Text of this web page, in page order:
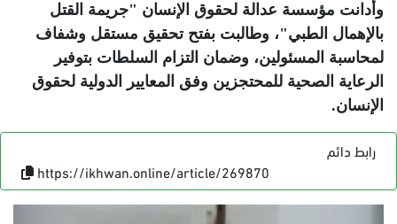
وأدانت مؤسسة عدالة لحقوق الإنسان "جريمة القتل
بالإهمال الطبي"، وطالبت بفتح تحقيق مستقل وشفاف
لمحاسبة المسئولين، وضمان التزام السلطات بتوفير
الرعاية الصحية للمحتجزين وفق المعايير الدولية لحقوق
الإنسان.
رابط دائم
https://ikhwan.online/article/269870